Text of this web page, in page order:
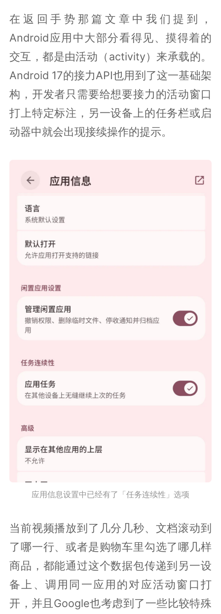
在返回手势那篇文章中我们提到，
Android应用中大部分看得见、摸得着的
交互，都是由活动（activity）来承载的。
Android 17的接力API也用到了这一基础架
构，开发者只需要给想要接力的活动窗口
打上特定标注，另一设备上的任务栏或启
动器中就会出现接续操作的提示。
应用信息设置中已经有了「任务连续性」选项
当前视频播放到了几分几秒、文档滚动到
了哪一行、或者是购物车里勾选了哪几样
商品，都能通过这个数据包传递到另一设
备上、调用同一应用的对应活动窗口打
开，并且Google也考虑到了一些比较特殊